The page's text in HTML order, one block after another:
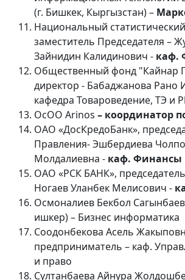
(г. Бишкек, Кыргызстан) –
Национальный
заместитель Председателя –
Зайнидин Калидинович - каф.
Общественный фонд "Кайнар
директор - Бабаджанова Рано
кафедра Товароведение, ТЭ и
ОсОО Arinos – координатор
ОАО «ДосКредоБанк»,
Правления- Эшбердиева
Молдалиевна - каф. Финансы
ОАО «РСК БАНК»,
Ногаев Уланбек Мелисович -
Осмоналиев Бекбол
ишкер) – Бизнес информатика
Соодонбекова Асель
предприниматель – каф.
и право
Султанбаева Айнура